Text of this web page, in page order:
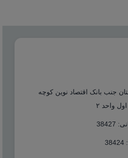
جنب بانک اقتصاد نوین کوچه